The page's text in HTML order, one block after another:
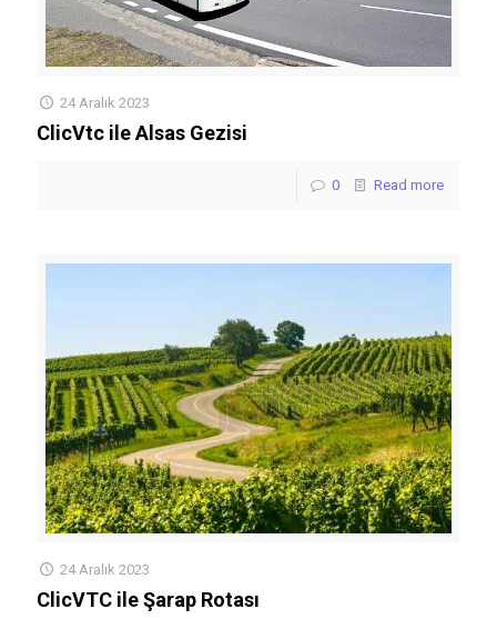
24 Aralık 2023
ClicVtc ile Alsas Gezisi
0 Read more
24 Aralık 2023
ClicVTC ile Şarap Rotası